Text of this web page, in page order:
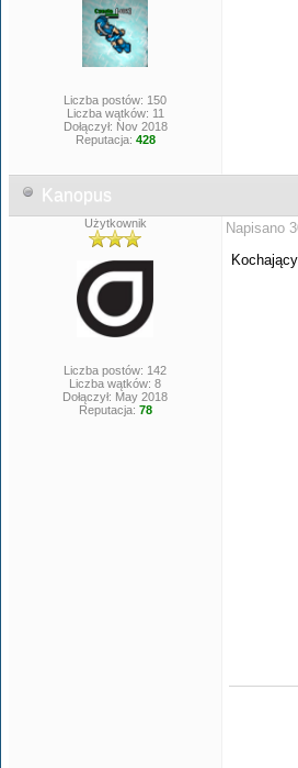
Liczba postów: 150
Liczba wątków: 11
Dołączył: Nov 2018
Reputacja: 428
Kanopus
Użytkownik
Liczba postów: 142
Liczba wątków: 8
Dołączył: May 2018
Reputacja: 78
Napisano